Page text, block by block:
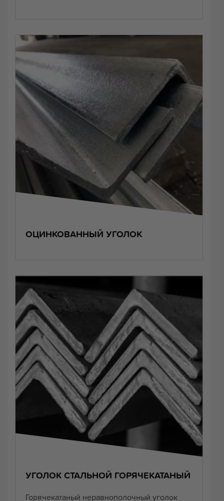
ОЦИНКОВАННЫЙ УГОЛОК
УГОЛОК СТАЛЬНОЙ ГОРЯЧЕКАТАНЫЙ
Горячекатаный неравнополочный уголок